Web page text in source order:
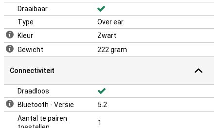
Draaibaar
Type
Over ear
Kleur
Zwart
Gewicht
222 gram
Connectiviteit
Draadloos
Bluetooth - Versie
5.2
Aantal te pairen
1